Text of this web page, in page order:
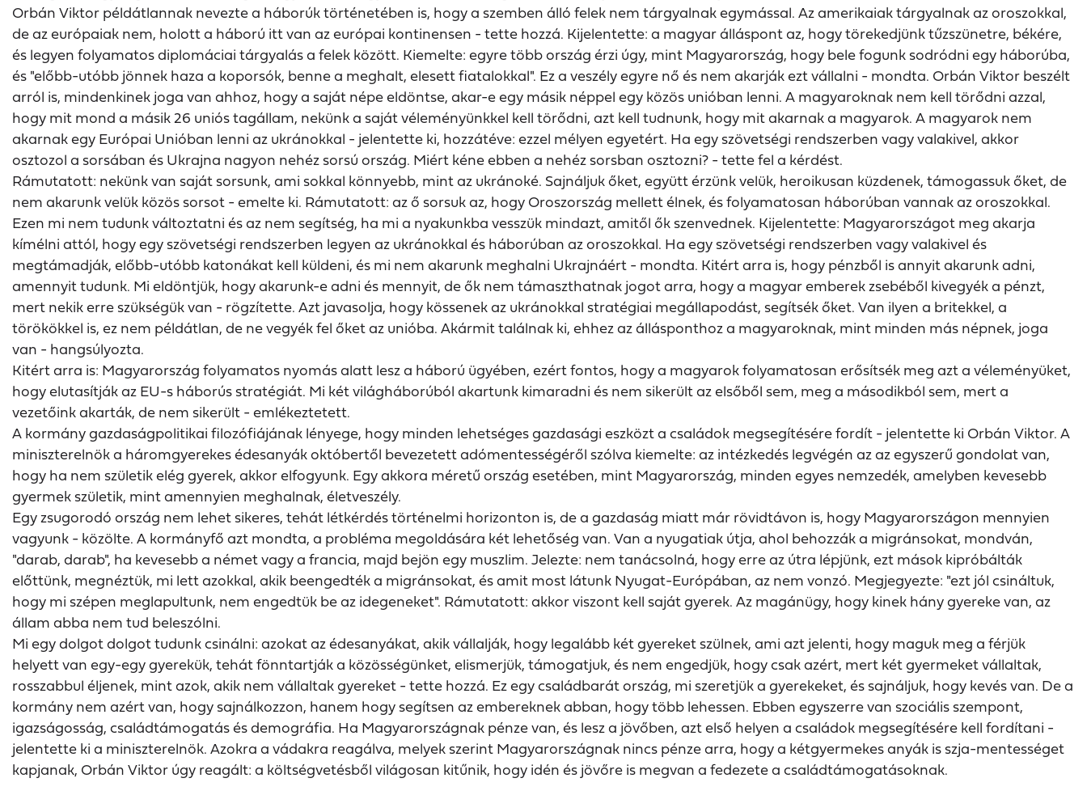
Orbán Viktor példátlannak nevezte a háborúk történetében is, hogy a szemben álló felek nem tárgyalnak egymással. Az amerikaiak tárgyalnak az oroszokkal,
de az európaiak nem, holott a háború itt van az európai kontinensen - tette hozzá. Kijelentette: a magyar álláspont az, hogy törekedjünk tűzszünetre, békére,
és legyen folyamatos diplomáciai tárgyalás a felek között. Kiemelte: egyre több ország érzi úgy, mint Magyarország, hogy bele fogunk sodródni egy háborúba,
és "előbb-utóbb jönnek haza a koporsók, benne a meghalt, elesett fiatalokkal". Ez a veszély egyre nő és nem akarják ezt vállalni - mondta. Orbán Viktor beszélt
arról is, mindenkinek joga van ahhoz, hogy a saját népe eldöntse, akar-e egy másik néppel egy közös unióban lenni. A magyaroknak nem kell törődni azzal,
hogy mit mond a másik 26 uniós tagállam, nekünk a saját véleményünkkel kell törődni, azt kell tudnunk, hogy mit akarnak a magyarok. A magyarok nem
akarnak egy Európai Unióban lenni az ukránokkal - jelentette ki, hozzátéve: ezzel mélyen egyetért. Ha egy szövetségi rendszerben vagy valakivel, akkor
osztozol a sorsában és Ukrajna nagyon nehéz sorsú ország. Miért kéne ebben a nehéz sorsban osztozni? - tette fel a kérdést.
Rámutatott: nekünk van saját sorsunk, ami sokkal könnyebb, mint az ukránoké. Sajnáljuk őket, együtt érzünk velük, heroikusan küzdenek, támogassuk őket, de
nem akarunk velük közös sorsot - emelte ki. Rámutatott: az ő sorsuk az, hogy Oroszország mellett élnek, és folyamatosan háborúban vannak az oroszokkal.
Ezen mi nem tudunk változtatni és az nem segítség, ha mi a nyakunkba vesszük mindazt, amitől ők szenvednek. Kijelentette: Magyarországot meg akarja
kímélni attól, hogy egy szövetségi rendszerben legyen az ukránokkal és háborúban az oroszokkal. Ha egy szövetségi rendszerben vagy valakivel és
megtámadják, előbb-utóbb katonákat kell küldeni, és mi nem akarunk meghalni Ukrajnáért - mondta. Kitért arra is, hogy pénzből is annyit akarunk adni,
amennyit tudunk. Mi eldöntjük, hogy akarunk-e adni és mennyit, de ők nem támaszthatnak jogot arra, hogy a magyar emberek zsebéből kivegyék a pénzt,
mert nekik erre szükségük van - rögzítette. Azt javasolja, hogy kössenek az ukránokkal stratégiai megállapodást, segítsék őket. Van ilyen a britekkel, a
törökökkel is, ez nem példátlan, de ne vegyék fel őket az unióba. Akármit találnak ki, ehhez az állásponthoz a magyaroknak, mint minden más népnek, joga
van - hangsúlyozta.
Kitért arra is: Magyarország folyamatos nyomás alatt lesz a háború ügyében, ezért fontos, hogy a magyarok folyamatosan erősítsék meg azt a véleményüket,
hogy elutasítják az EU-s háborús stratégiát. Mi két világháborúból akartunk kimaradni és nem sikerült az elsőből sem, meg a másodikból sem, mert a
vezetőink akarták, de nem sikerült - emlékeztetett.
A kormány gazdaságpolitikai filozófiájának lényege, hogy minden lehetséges gazdasági eszközt a családok megsegítésére fordít - jelentette ki Orbán Viktor. A
miniszterelnök a háromgyerekes édesanyák októbertől bevezetett adómentességéről szólva kiemelte: az intézkedés legvégén az az egyszerű gondolat van,
hogy ha nem születik elég gyerek, akkor elfogyunk. Egy akkora méretű ország esetében, mint Magyarország, minden egyes nemzedék, amelyben kevesebb
gyermek születik, mint amennyien meghalnak, életveszély.
Egy zsugorodó ország nem lehet sikeres, tehát létkérdés történelmi horizonton is, de a gazdaság miatt már rövidtávon is, hogy Magyarországon mennyien
vagyunk - közölte. A kormányfő azt mondta, a probléma megoldására két lehetőség van. Van a nyugatiak útja, ahol behozzák a migránsokat, mondván,
"darab, darab", ha kevesebb a német vagy a francia, majd bejön egy muszlim. Jelezte: nem tanácsolná, hogy erre az útra lépjünk, ezt mások kipróbálták
előttünk, megnéztük, mi lett azokkal, akik beengedték a migránsokat, és amit most látunk Nyugat-Európában, az nem vonzó. Megjegyezte: "ezt jól csináltuk,
hogy mi szépen meglapultunk, nem engedtük be az idegeneket". Rámutatott: akkor viszont kell saját gyerek. Az magánügy, hogy kinek hány gyereke van, az
állam abba nem tud beleszólni.
Mi egy dolgot dolgot tudunk csinálni: azokat az édesanyákat, akik vállalják, hogy legalább két gyereket szülnek, ami azt jelenti, hogy maguk meg a férjük
helyett van egy-egy gyerekük, tehát fönntartják a közösségünket, elismerjük, támogatjuk, és nem engedjük, hogy csak azért, mert két gyermeket vállaltak,
rosszabbul éljenek, mint azok, akik nem vállaltak gyereket - tette hozzá. Ez egy családbarát ország, mi szeretjük a gyerekeket, és sajnáljuk, hogy kevés van. De a
kormány nem azért van, hogy sajnálkozzon, hanem hogy segítsen az embereknek abban, hogy több lehessen. Ebben egyszerre van szociális szempont,
igazságosság, családtámogatás és demográfia. Ha Magyarországnak pénze van, és lesz a jövőben, azt első helyen a családok megsegítésére kell fordítani -
jelentette ki a miniszterelnök. Azokra a vádakra reagálva, melyek szerint Magyarországnak nincs pénze arra, hogy a kétgyermekes anyák is szja-mentességet
kapjanak, Orbán Viktor úgy reagált: a költségvetésből világosan kitűnik, hogy idén és jövőre is megvan a fedezete a családtámogatásoknak.